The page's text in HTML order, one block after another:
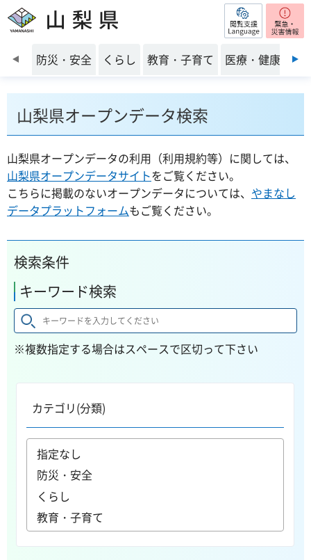
山梨県 閲覧支援
前のスライドを表示
防災・安全 くらし 教育・子育て 医療・健康・福
山梨県オープンデータ検索
山梨県オープンデータの利用（利用規約等）に関しては、
山梨県オープンデータサイトをご覧ください。
こちらに掲載のないオープンデータについては、 やまなし
データプラットフォームもご覧ください。
検索条件
キーワード検索
※複数指定する場合はスペースで区切って下さい
カテゴリ(分類)